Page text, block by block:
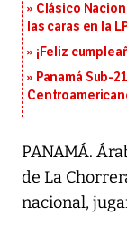
Clásico
las caras en la
¡Feliz
Panamá Sub-
PANAMÁ.
de La
nacional,